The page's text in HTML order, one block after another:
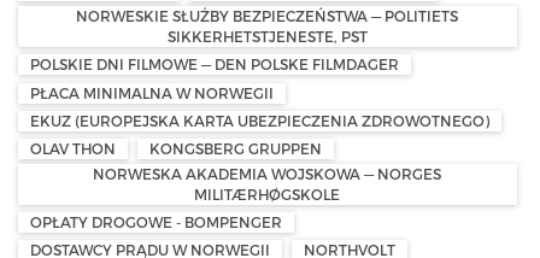
NORWESKIE SŁUŻBY BEZPIECZEŃSTWA — POLITIETS
SIKKERHETSTJENESTE, PST
POLSKIE DNI FILMOWE — DEN POLSKE FILMDAGER
PŁACA MINIMALNA W NORWEGII
EKUZ (EUROPEJSKA KARTA UBEZPIECZENIA ZDROWOTNEGO)
OLAV THON
KONGSBERG GRUPPEN
NORWESKA AKADEMIA WOJSKOWA — NORGES
MILITÆRHØGSKOLE
OPŁATY DROGOWE - BOMPENGER
DOSTAWCY PRĄDU W NORWEGII
NORTHVOLT